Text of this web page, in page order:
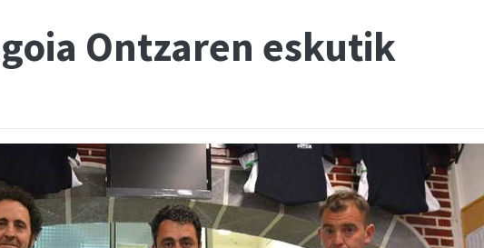
Ontzaren eskutik